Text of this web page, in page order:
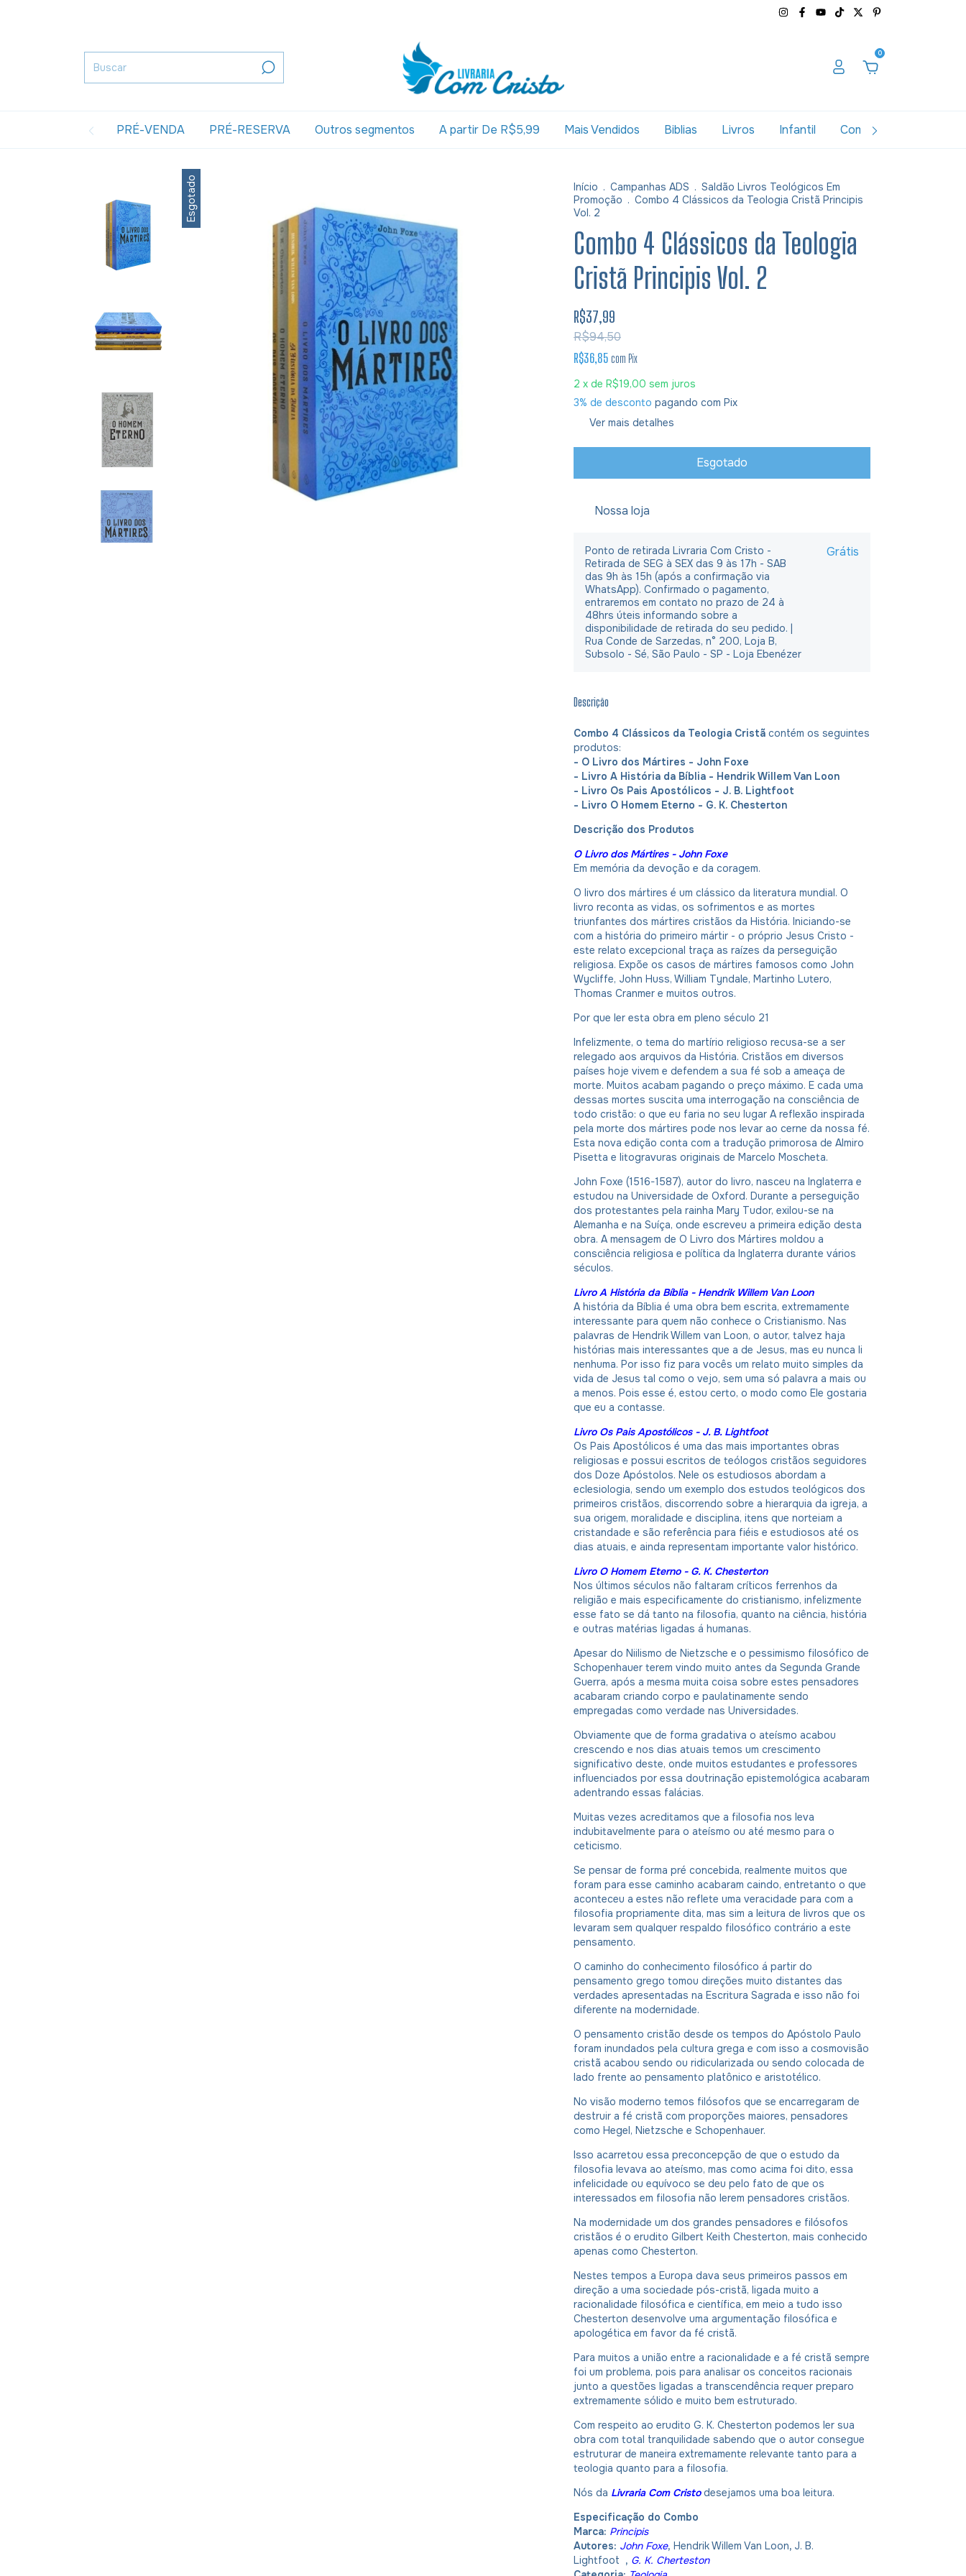
0
PRÉ-VENDA PRÉ-RESERVA Outros segmentos A partir De R$5,99 Mais Vendidos Biblias Livros Infantil Combos
Esgotado Início . Campanhas ADS . Saldão Livros Teológicos Em
Promoção . Combo 4 Clássicos da Teologia Cristã Principis
Vol. 2
Combo 4 Clássicos da Teologia
Cristã Principis Vol. 2
R$37,99
R$94,50
R$36,85 com Pix
2 x de R$19,00 sem juros
3% de desconto pagando com Pix
Ver mais detalhes
Nossa loja
Ponto de retirada Livraria Com Cristo -
Retirada de SEG à SEX das 9 às 17h - SAB
das 9h às 15h (após a confirmação via
WhatsApp). Confirmado o pagamento,
entraremos em contato no prazo de 24 à
48hrs úteis informando sobre a
disponibilidade de retirada do seu pedido. |
Rua Conde de Sarzedas, n° 200, Loja B,
Subsolo - Sé, São Paulo - SP - Loja Ebenézer
Grátis
Descrição
Combo 4 Clássicos da Teologia Cristã contém os seguintes
produtos:
- O Livro dos Mártires - John Foxe
- Livro A História da Bíblia - Hendrik Willem Van Loon
- Livro Os Pais Apostólicos - J. B. Lightfoot
- Livro O Homem Eterno - G. K. Chesterton
Descrição dos Produtos
O Livro dos Mártires - John Foxe
Em memória da devoção e da coragem.
O livro dos mártires é um clássico da literatura mundial. O
livro reconta as vidas, os sofrimentos e as mortes
triunfantes dos mártires cristãos da História. Iniciando-se
com a história do primeiro mártir - o próprio Jesus Cristo -
este relato excepcional traça as raízes da perseguição
religiosa. Expõe os casos de mártires famosos como John
Wycliffe, John Huss, William Tyndale, Martinho Lutero,
Thomas Cranmer e muitos outros.
Por que ler esta obra em pleno século 21
Infelizmente, o tema do martírio religioso recusa-se a ser
relegado aos arquivos da História. Cristãos em diversos
países hoje vivem e defendem a sua fé sob a ameaça de
morte. Muitos acabam pagando o preço máximo. E cada uma
dessas mortes suscita uma interrogação na consciência de
todo cristão: o que eu faria no seu lugar A reflexão inspirada
pela morte dos mártires pode nos levar ao cerne da nossa fé.
Esta nova edição conta com a tradução primorosa de Almiro
Pisetta e litogravuras originais de Marcelo Moscheta.
John Foxe (1516-1587), autor do livro, nasceu na Inglaterra e
estudou na Universidade de Oxford. Durante a perseguição
dos protestantes pela rainha Mary Tudor, exilou-se na
Alemanha e na Suíça, onde escreveu a primeira edição desta
obra. A mensagem de O Livro dos Mártires moldou a
consciência religiosa e política da Inglaterra durante vários
séculos.
Livro A História da Bíblia - Hendrik Willem Van Loon
A história da Bíblia é uma obra bem escrita, extremamente
interessante para quem não conhece o Cristianismo. Nas
palavras de Hendrik Willem van Loon, o autor, talvez haja
histórias mais interessantes que a de Jesus, mas eu nunca li
nenhuma. Por isso fiz para vocês um relato muito simples da
vida de Jesus tal como o vejo, sem uma só palavra a mais ou
a menos. Pois esse é, estou certo, o modo como Ele gostaria
que eu a contasse.
Livro Os Pais Apostólicos - J. B. Lightfoot
Os Pais Apostólicos é uma das mais importantes obras
religiosas e possui escritos de teólogos cristãos seguidores
dos Doze Apóstolos. Nele os estudiosos abordam a
eclesiologia, sendo um exemplo dos estudos teológicos dos
primeiros cristãos, discorrendo sobre a hierarquia da igreja, a
sua origem, moralidade e disciplina, itens que norteiam a
cristandade e são referência para fiéis e estudiosos até os
dias atuais, e ainda representam importante valor histórico.
Livro O Homem Eterno - G. K. Chesterton
Nos últimos séculos não faltaram críticos ferrenhos da
religião e mais especificamente do cristianismo, infelizmente
esse fato se dá tanto na filosofia, quanto na ciência, história
e outras matérias ligadas á humanas.
Apesar do Niilismo de Nietzsche e o pessimismo filosófico de
Schopenhauer terem vindo muito antes da Segunda Grande
Guerra, após a mesma muita coisa sobre estes pensadores
acabaram criando corpo e paulatinamente sendo
empregadas como verdade nas Universidades.
Obviamente que de forma gradativa o ateísmo acabou
crescendo e nos dias atuais temos um crescimento
significativo deste, onde muitos estudantes e professores
influenciados por essa doutrinação epistemológica acabaram
adentrando essas falácias.
Muitas vezes acreditamos que a filosofia nos leva
indubitavelmente para o ateísmo ou até mesmo para o
ceticismo.
Se pensar de forma pré concebida, realmente muitos que
foram para esse caminho acabaram caindo, entretanto o que
aconteceu a estes não reflete uma veracidade para com a
filosofia propriamente dita, mas sim a leitura de livros que os
levaram sem qualquer respaldo filosófico contrário a este
pensamento.
O caminho do conhecimento filosófico á partir do
pensamento grego tomou direções muito distantes das
verdades apresentadas na Escritura Sagrada e isso não foi
diferente na modernidade.
O pensamento cristão desde os tempos do Apóstolo Paulo
foram inundados pela cultura grega e com isso a cosmovisão
cristã acabou sendo ou ridicularizada ou sendo colocada de
lado frente ao pensamento platônico e aristotélico.
No visão moderno temos filósofos que se encarregaram de
destruir a fé cristã com proporções maiores, pensadores
como Hegel, Nietzsche e Schopenhauer.
Isso acarretou essa preconcepção de que o estudo da
filosofia levava ao ateísmo, mas como acima foi dito, essa
infelicidade ou equívoco se deu pelo fato de que os
interessados em filosofia não lerem pensadores cristãos.
Na modernidade um dos grandes pensadores e filósofos
cristãos é o erudito Gilbert Keith Chesterton, mais conhecido
apenas como Chesterton.
Nestes tempos a Europa dava seus primeiros passos em
direção a uma sociedade pós-cristã, ligada muito a
racionalidade filosófica e científica, em meio a tudo isso
Chesterton desenvolve uma argumentação filosófica e
apologética em favor da fé cristã.
Para muitos a união entre a racionalidade e a fé cristã sempre
foi um problema, pois para analisar os conceitos racionais
junto a questões ligadas a transcendência requer preparo
extremamente sólido e muito bem estruturado.
Com respeito ao erudito G. K. Chesterton podemos ler sua
obra com total tranquilidade sabendo que o autor consegue
estruturar de maneira extremamente relevante tanto para a
teologia quanto para a filosofia.
Nós da Livraria Com Cristodesejamos uma boa leitura.
Especificação do Combo
Marca: Principis
Autores: John Foxe, Hendrik Willem Van Loon, J. B.
Lightfoot , G. K. Cherteston